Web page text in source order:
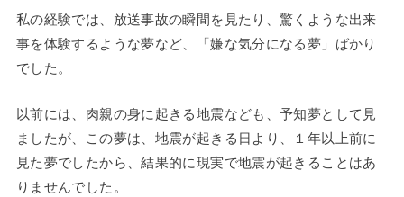
私の経験では、放送事故の瞬間を見たり、驚くような出来
事を体験するような夢など、「嫌な気分になる夢」ばかり
でした。
以前には、肉親の身に起きる地震なども、予知夢として見
ましたが、この夢は、地震が起きる日より、１年以上前に
見た夢でしたから、結果的に現実で地震が起きることはあ
りませんでした。